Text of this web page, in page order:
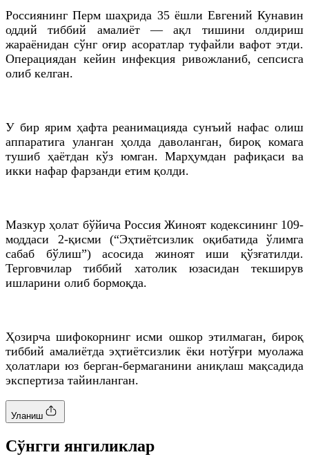
Россиянинг Перм шаҳрида 35 ёшли Евгений Кунавин
оддий тиббий амалиёт — ақл тишини олдириш
жараёнидан сўнг оғир асоратлар туфайли вафот этди.
Операциядан кейин инфекция ривожланиб, сепсисга
олиб келган.
У бир ярим ҳафта реанимацияда сунъий нафас олиш
аппаратига уланган ҳолда даволанган, бироқ комага
тушиб ҳаётдан кўз юмган. Марҳумдан рафиқаси ва
икки нафар фарзанди етим қолди.
Мазкур ҳолат бўйича Россия Жиноят кодексининг 109-
моддаси 2-қисми (“Эҳтиётсизлик оқибатида ўлимга
сабаб бўлиш”) асосида жиноят иши қўзғатилди.
Терговчилар тиббий хатолик юзасидан текширув
ишларини олиб бормоқда.
Ҳозирча шифокорнинг исми ошкор этилмаган, бироқ
тиббий амалиётда эҳтиётсизлик ёки нотўғри муолажа
ҳолатлари юз берган-бермаганини аниқлаш мақсадида
экспертиза тайинланган.
Уланиш
Cўнгги янгиликлар